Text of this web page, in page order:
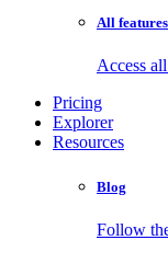
All features
Access
Pricing
Explorer
Resources
Blog
Follow